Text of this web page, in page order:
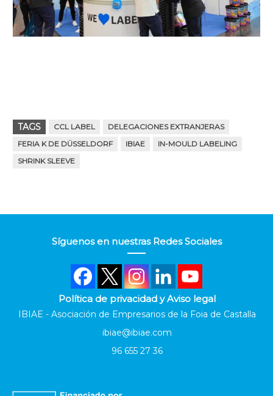
TAGS CCL LABEL
DELEGACIONES EXTRANJERAS
FERIA K DE DÜSSELDORF
IBIAE
IN-MOULD LABELING
SHRINK SLEEVE
Síguenos en nuestras Redes Sociales
Política de privacidad y Aviso legal
IBIAE - Asociación de Empresarios de la Foia de Castalla
ibiae@ibiae.com
96 655 27 36